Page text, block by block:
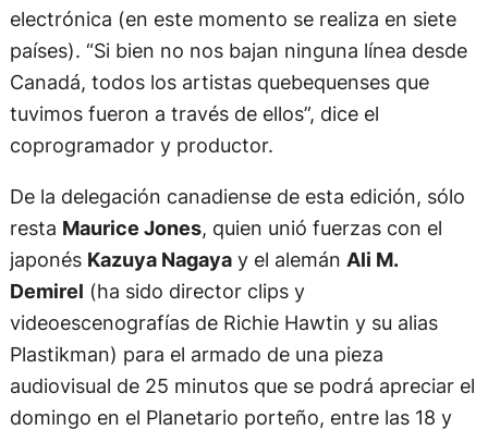
electrónica (en este momento se realiza en siete
países). “Si bien no nos bajan ninguna línea desde
Canadá, todos los artistas quebequenses que
tuvimos fueron a través de ellos”, dice el
coprogramador y productor.
De la delegación canadiense de esta edición, sólo
resta Maurice Jones, quien unió fuerzas con el
japonés Kazuya Nagayay el alemán Ali M.
Demirel (ha sido director clips y
videoescenografías de Richie Hawtin y su alias
Plastikman) para el armado de una pieza
audiovisual de 25 minutos que se podrá apreciar el
domingo en el Planetario porteño, entre las 18 y